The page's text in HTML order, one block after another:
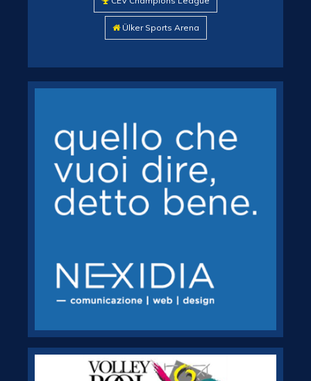
Ülker Sports Arena